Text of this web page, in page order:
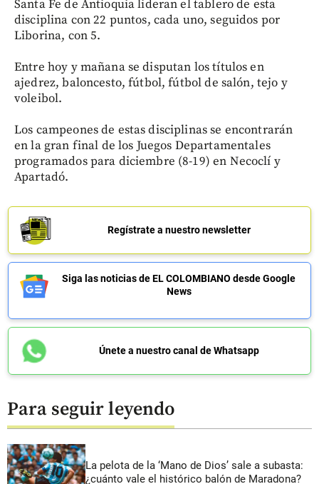
Santa Fe de Antioquia lideran el tablero de esta
disciplina con 22 puntos, cada uno, seguidos por
Liborina, con 5.
Entre hoy y mañana se disputan los títulos en
ajedrez, baloncesto, fútbol, fútbol de salón, tejo y
voleibol.
Los campeones de estas disciplinas se encontrarán
en la gran final de los Juegos Departamentales
programados para diciembre (8-19) en Necoclí y
Apartadó.
Regístrate a nuestro newsletter
Siga las noticias de EL COLOMBIANO desde Google
News
Únete a nuestro canal de Whatsapp
Para seguir leyendo
La pelota de la ‘Mano de Dios’ sale a subasta:
¿cuánto vale el histórico balón de Maradona?